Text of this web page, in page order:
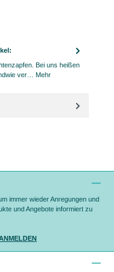
Bei uns heißen
ver… Mehr
immer wieder Anregungen und
und Angebote informiert zu